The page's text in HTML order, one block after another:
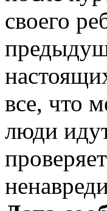
своего
все, что
люди